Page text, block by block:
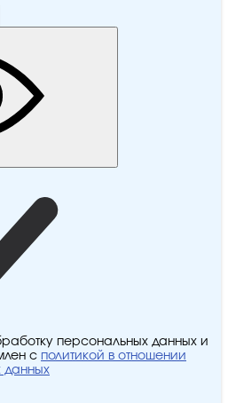
персональных данных и
с политикой в отношении
данных